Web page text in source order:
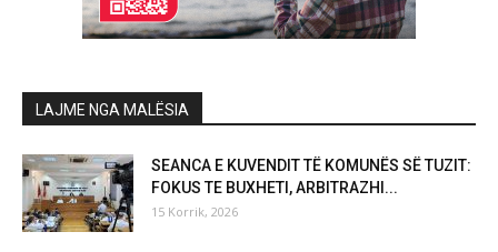
LAJME NGA MALËSIA
SEANCA E KUVENDIT TË KOMUNËS SË TUZIT:
FOKUS TE BUXHETI, ARBITRAZHI...
15 Korrik, 2026